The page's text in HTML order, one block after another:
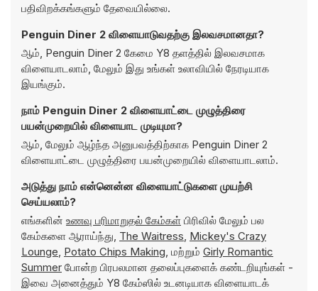
பதிவிறக்கங்களும் தேவையில்லை.
Penguin Diner 2 விளையாடுவதற்கு இலவசமானதா?
ஆம், Penguin Diner 2 கேமை Y8 தளத்தில் இலவசமாக
விளையாடலாம், மேலும் இது உங்கள் உலாவியில் நேரடியாக
இயங்கும்.
நாம் Penguin Diner 2 விளையாட்டை முழுத்திரை
பயன்முறையில் விளையாட முடியுமா?
ஆம், மேலும் ஆழ்ந்த அனுபவத்திற்காக Penguin Diner 2
விளையாட்டை முழுத்திரை பயன்முறையில் விளையாடலாம்.
அடுத்து நாம் என்னென்ன விளையாட்டுகளை முயற்சி
செய்யலாம்?
எங்களின் உணவு பரிமாறுதல் கேம்கள் பிரிவில் மேலும் பல
கேம்களை ஆராய்ந்து, The Waitress, Mickey's Crazy
Lounge, Potato Chips Making, மற்றும் Girly Romantic
Summer போன்ற பிரபலமான தலைப்புகளைக் கண்டறியுங்கள் -
இவை அனைத்தும் Y8 கேம்ஸில் உடனடியாக விளையாடக்